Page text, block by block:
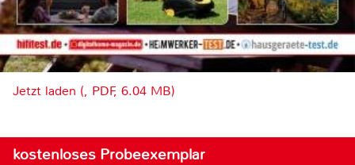
Jetzt laden (, PDF, 6.04 MB)
kostenloses Probeexemplar